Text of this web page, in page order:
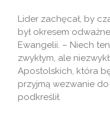
Lider zachęcał, by
był okresem
Ewangelii. – Niech
zwykłym, ale
Apostolskich, która
przyjmą wezwanie do
podkreślił.